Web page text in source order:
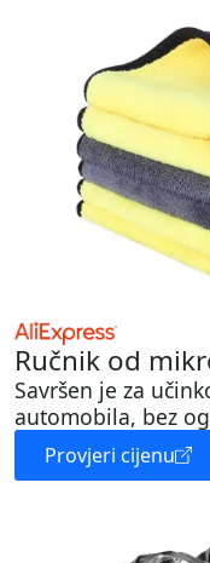
Ručnik od
Savršen je za
automobila, bez
Provjeri cijenu